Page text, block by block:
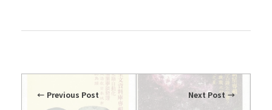
Previous Post Next Post